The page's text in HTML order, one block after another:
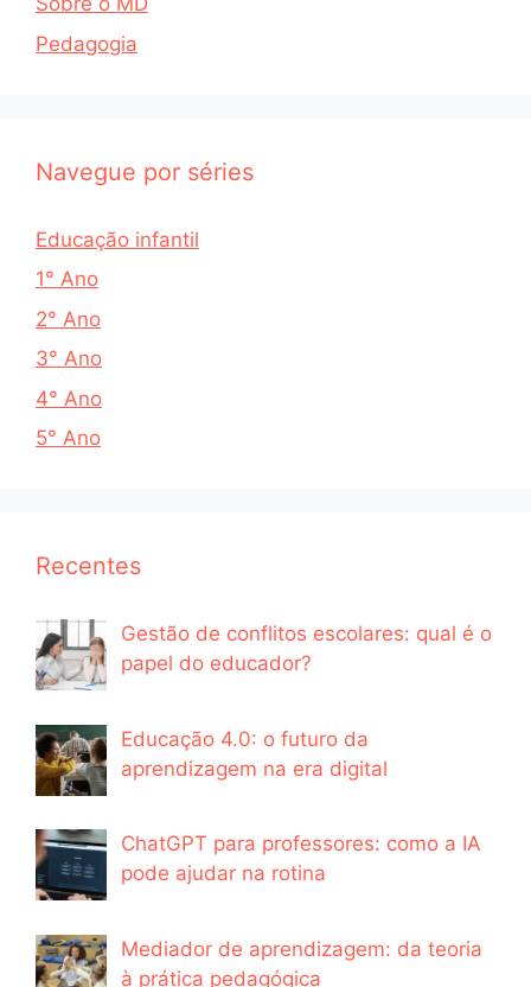
Pedagogia
Navegue por séries
Educação infantil
1° Ano
2° Ano
3° Ano
4° Ano
5° Ano
Recentes
Gestão de conflitos escolares: qual é o
papel do educador?
Educação 4.0: o futuro da
aprendizagem na era digital
ChatGPT para professores: como a IA
pode ajudar na rotina
Mediador de aprendizagem: da teoria
à prática pedagógica